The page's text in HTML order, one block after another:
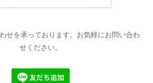
せを承っております。お気軽にお問い合わ
せください。